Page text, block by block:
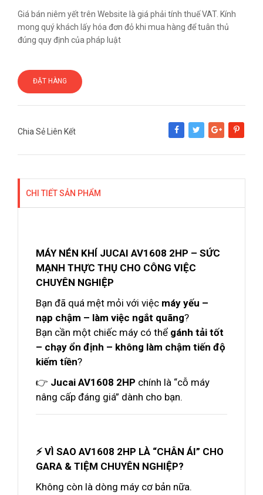
Giá bán niêm yết trên Website là giá phải tính thuế VAT. Kính
mong quý khách lấy hóa đơn đỏ khi mua hàng để tuân thủ
đúng quy định của pháp luật
ĐẶT HÀNG
Chia Sẻ Liên Kết
Share Tweet Google+Pinterest
CHI TIẾT SẢN PHẨM
MÁY NÉN KHÍ JUCAI AV1608 2HP – SỨC
MẠNH THỰC THỤ CHO CÔNG VIỆC
CHUYÊN NGHIỆP
Bạn đã quá mệt mỏi với việc máy yếu –
nạp chậm – làm việc ngắt quãng?
Bạn cần một chiếc máy có thể gánh tải tốt
– chạy ổn định – không làm chậm tiến độ
kiếm tiền?
👉 Jucai AV1608 2HP chính là “cỗ máy
nâng cấp đáng giá” dành cho bạn.
⚡ VÌ SAO AV1608 2HP LÀ “CHÂN ÁI” CHO
GARA & TIỆM CHUYÊN NGHIỆP?
Không còn là dòng máy cơ bản nữa.